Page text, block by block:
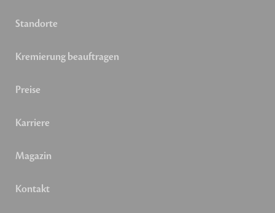
Standorte
Kremierung beauftragen
Preise
Karriere
Magazin
Kontakt